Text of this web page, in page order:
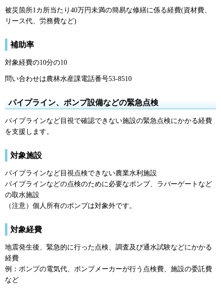
被災箇所1カ所当たり40万円未満の簡易な修繕に係る経費(資材費、
リース代、労務費など)
補助率
対象経費の10分の10
問い合わせは農林水産課電話番号53-8510
パイプライン、ポンプ設備などの緊急点検
パイプラインなど目視で確認できない施設の緊急点検にかかる経費
を支援します。
対象施設
パイプラインなど目視点検できない農業水利施設
パイプラインなどの点検のために必要なポンプ、ラバーゲートなど
の取水施設
（注意）個人所有のポンプは対象外です。
対象経費
地震発生後、緊急的に行った点検、調査及び通水試験などにかかる
経費
例：ポンプの電気代、ポンプメーカーが行う点検費、施設の委託費
など